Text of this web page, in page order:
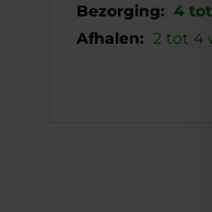
Bezorging: 4 tot
Afhalen: 2 tot 4